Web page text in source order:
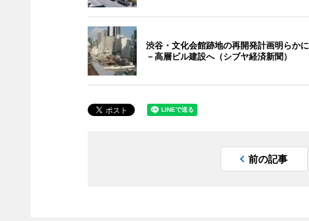
渋谷・文化会館跡地の再開発計画明らかに
－高層ビル建設へ（シブヤ経済新聞）
前の記事